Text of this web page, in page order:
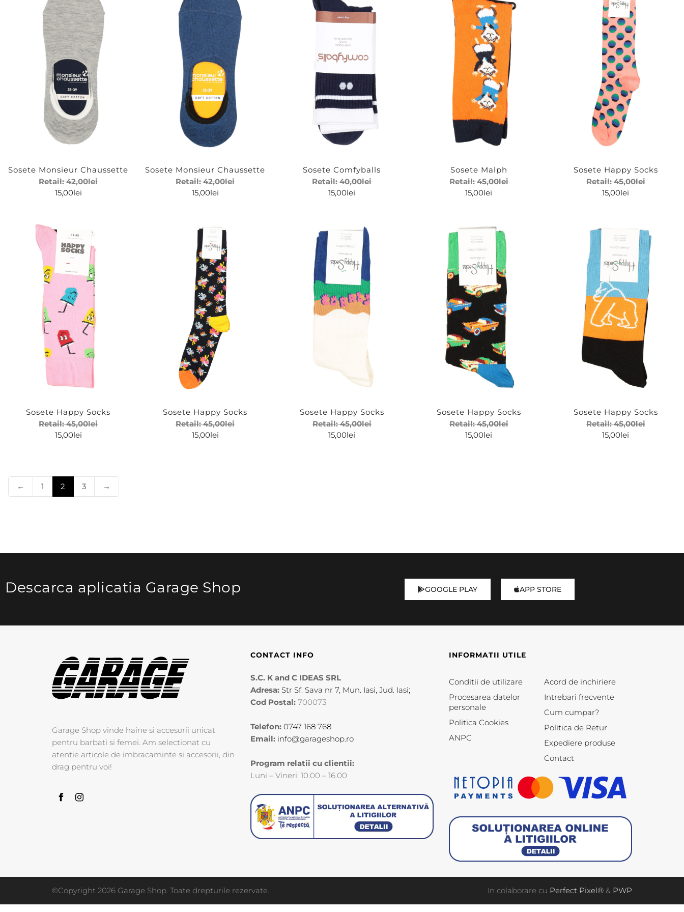
Sosete Monsieur Chaussette
Retail:42,00lei
15,00lei
Sosete Monsieur Chaussette
Retail:42,00lei
15,00lei
Sosete Comfyballs
Retail:40,00lei
15,00lei
Sosete Malph
Retail:45,00lei
15,00lei
Sosete Happy Socks
Retail:45,00lei
15,00lei
Sosete Happy Socks
Retail:45,00lei
15,00lei
Sosete Happy Socks
Retail:45,00lei
15,00lei
Sosete Happy Socks
Retail:45,00lei
15,00lei
Sosete Happy Socks
Retail:45,00lei
15,00lei
Sosete Happy Socks
Retail:45,00lei
15,00lei
← 1 2 3 →
Descarca aplicatia Garage Shop GOOGLE PLAY APP STORE
Garage Shop vinde haine si accesorii unicat
pentru barbati si femei. Am selectionat cu
atentie articole de imbracaminte si accesorii, din
drag pentru voi!
CONTACT INFO
S.C. K and C IDEAS SRL
Adresa: Str Sf. Sava nr 7, Mun. Iasi, Jud. Iasi;
Cod Postal: 700073
Telefon: 0747 168 768
Email: info@garageshop.ro
Program relatii cu clientii:
Luni – Vineri: 10.00 – 16.00
INFORMATII UTILE
Conditii de utilizare
Procesarea datelor
personale
Politica Cookies
ANPC
Acord de inchiriere
Intrebari frecvente
Cum cumpar?
Politica de Retur
Expediere produse
Contact
©Copyright 2026 Garage Shop. Toate drepturile rezervate. In colaborare cu Perfect Pixel® & PWP